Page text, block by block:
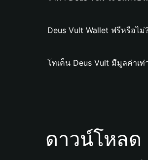
Deus Vult Wallet ฟรีหรือไม่
โทเค็น Deus Vult มีมูลค่าเท่
ดาวน์โหลด